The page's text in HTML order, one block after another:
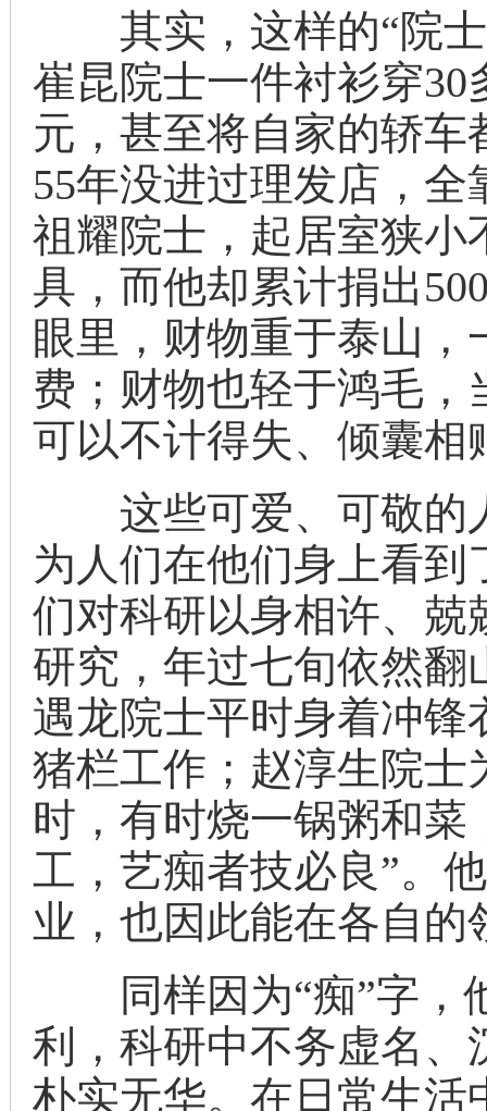
其实，这样的“院士
崔昆院士一件衬衫穿30
元，甚至将自家的轿车
55年没进过理发店，全
祖耀院士，起居室狭小
具，而他却累计捐出
眼里，财物重于泰山
费；财物也轻于鸿毛
可以不计得失、倾囊相
这些可爱、可敬的
为人们在他们身上看到
们对科研以身相许、兢
研究，年过七旬依然翻
遇龙院士平时身着冲
猪栏工作；赵淳生院士
时，有时烧一锅粥和
工，艺痴者技必良”。
业，也因此能在各自
同样因为“痴”字，
利，科研中不务虚名、
朴实无华。在日常生活